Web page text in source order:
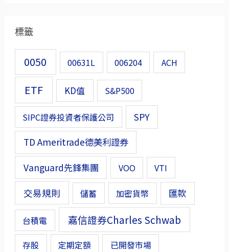
標籤
0050 00631L 006204 ACH
ETF KD值 S&P500
SIPC證券投資者保護公司
SPY
TD Ameritrade德美利證券
Vanguard先鋒集團
VOO VTI
交易規則 儲蓄 加密貨幣 匯款
台積電 嘉信證券Charles Schwab
存股 定期定額 已開發市場